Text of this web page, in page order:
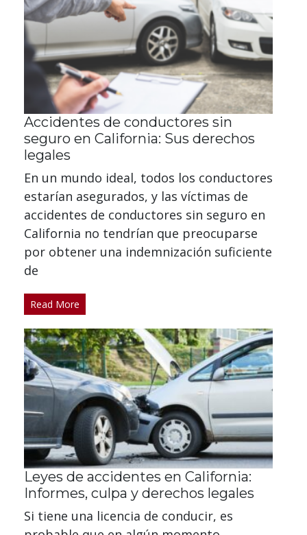
Accidentes de conductores sin
seguro en California: Sus derechos
legales
En un mundo ideal, todos los conductores
estarían asegurados, y las víctimas de
accidentes de conductores sin seguro en
California no tendrían que preocuparse
por obtener una indemnización suficiente
de
Read More
Leyes de accidentes en California:
Informes, culpa y derechos legales
Si tiene una licencia de conducir, es